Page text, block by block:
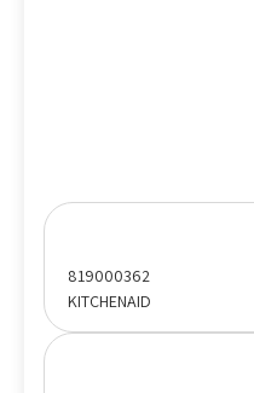
819000362
KITCHENAID